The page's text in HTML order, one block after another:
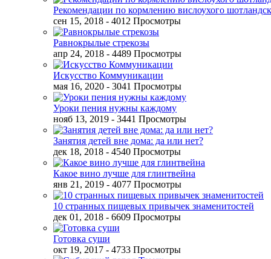
Рекомендации по кормлению вислоухого
сен 15, 2018 - 4012 Просмотры
Равнокрылые стрекозы
апр 24, 2018 - 4489 Просмотры
Искусство Коммуникации
мая 16, 2020 - 3041 Просмотры
Уроки пения нужны каждому
нояб 13, 2019 - 3441 Просмотры
Занятия детей вне дома: да или нет?
дек 18, 2018 - 4540 Просмотры
Какое вино лучше для глинтвейна
янв 21, 2019 - 4077 Просмотры
10 странных пищевых привычек знаменитостей
дек 01, 2018 - 6609 Просмотры
Готовка суши
окт 19, 2017 - 4733 Просмотры